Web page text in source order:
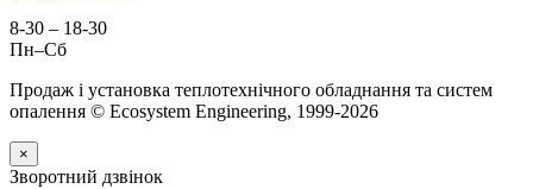
8-30 – 18-30
Пн–Сб
Продаж і установка теплотехнічного обладнання та систем
опалення © Ecosystem Engineering, 1999-2026
×
Зворотний дзвінок